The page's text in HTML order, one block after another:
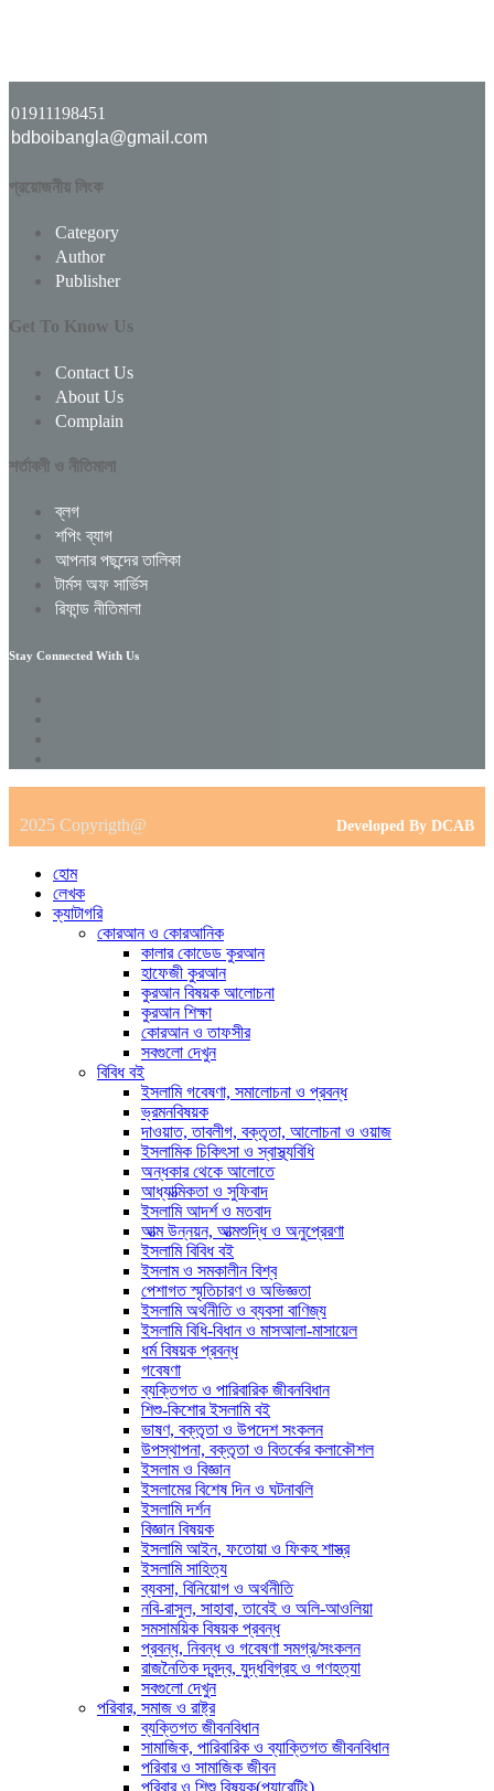
01911198451
bdboibangla@gmail.com
প্রয়োজনীয় লিংক
Category
Author
Publisher
Get To Know Us
Contact Us
About Us
Complain
শর্তাবলী ও নীতিমালা
ব্লগ
শপিং ব্যাগ
আপনার পছন্দের তালিকা
টার্মস অফ সার্ভিস
রিফান্ড নীতিমালা
Stay Connected With Us
2025 Copyrigth@ Developed By DCAB
হোম
লেখক
ক্যাটাগরি
কোরআন ও কোরআনিক
কালার কোডেড কুরআন
হাফেজী কুরআন
কুরআন বিষয়ক আলোচনা
কুরআন শিক্ষা
কোরআন ও তাফসীর
সবগুলো দেখুন
বিবিধ বই
ইসলামি গবেষণা, সমালোচনা ও প্রবন্ধ
ভ্রমনবিষয়ক
দাওয়াত, তাবলীগ, বক্তৃতা, আলোচনা ও ওয়াজ
ইসলামিক চিকিৎসা ও স্বাস্থ্যবিধি
অন্ধকার থেকে আলোতে
আধ্যাত্মিকতা ও সুফিবাদ
ইসলামি আদর্শ ও মতবাদ
আত্ম উন্নয়ন, আত্মশুদ্ধি ও অনুপ্রেরণা
ইসলামি বিবিধ বই
ইসলাম ও সমকালীন বিশ্ব
পেশাগত স্মৃতিচারণ ও অভিজ্ঞতা
ইসলামি অর্থনীতি ও ব্যবসা বাণিজ্য
ইসলামি বিধি-বিধান ও মাসআলা-মাসায়েল
ধর্ম বিষয়ক প্রবন্ধ
গবেষণা
ব্যক্তিগত ও পারিবারিক জীবনবিধান
শিশু-কিশোর ইসলামি বই
ভাষণ, বক্তৃতা ও উপদেশ সংকলন
উপস্থাপনা, বক্তৃতা ও বিতর্কের কলাকৌশল
ইসলাম ও বিজ্ঞান
ইসলামের বিশেষ দিন ও ঘটনাবলি
ইসলামি দর্শন
বিজ্ঞান বিষয়ক
ইসলামি আইন, ফতোয়া ও ফিকহ শাস্ত্র
ইসলামি সাহিত্য
ব্যবসা, বিনিয়োগ ও অর্থনীতি
নবি-রাসুল, সাহাবা, তাবেই ও অলি-আওলিয়া
সমসাময়িক বিষয়ক প্রবন্ধ
প্রবন্ধ, নিবন্ধ ও গবেষণা সমগ্র/সংকলন
রাজনৈতিক দ্বন্দ্ব, যুদ্ধবিগ্রহ ও গণহত্যা
সবগুলো দেখুন
পরিবার, সমাজ ও রাষ্ট্র
ব্যক্তিগত জীবনবিধান
সামাজিক, পারিবারিক ও ব্যাক্তিগত জীবনবিধান
পরিবার ও সামাজিক জীবন